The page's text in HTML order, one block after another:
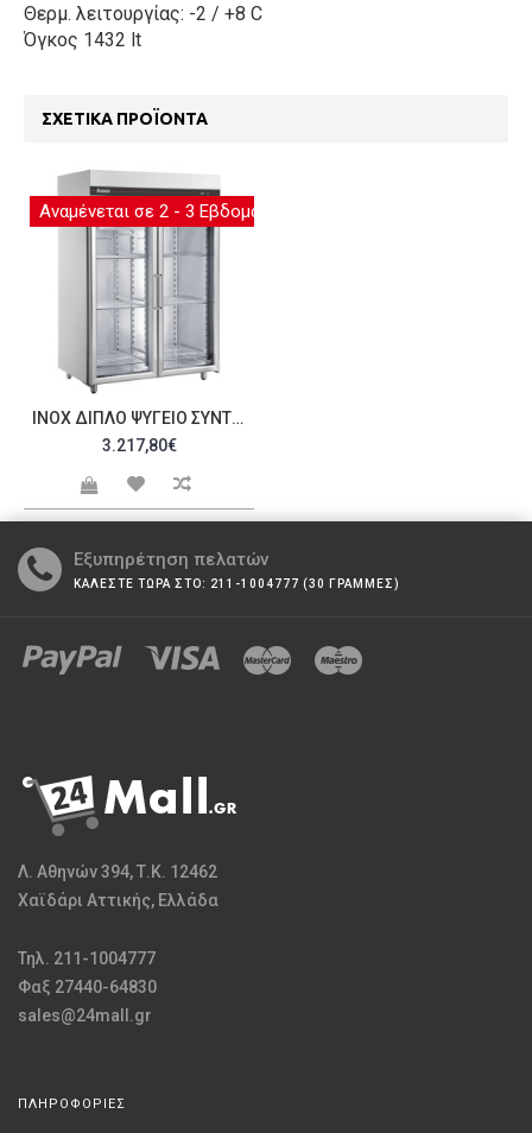
Θερμ. λειτουργίας: -2 / +8 C
Όγκος 1432 lt
ΣΧΕΤΙΚΆ ΠΡΟΪΌΝΤΑ
Αναμένεται σε 2 - 3 Εβδομάδες
INOX ΔΙΠΛΌ ΨΥΓΕΊΟ ΣΥΝΤΉΡΗΣΗΣ ΜΕ ΓΥΆΛΙΝΕΣ ΠΌΡΤΕΣ CEP2144 GL C326199
3.217,80€
Εξυπηρέτηση πελατών
ΚΑΛΕΣΤΕ ΤΩΡΑ ΣΤΟ: 211-1004777 (30 ΓΡΑΜΜΕΣ)
Λ. Αθηνών 394, Τ.Κ. 12462
Χαϊδάρι Αττικής, Ελλάδα
Τηλ. 211-1004777
Φαξ 27440-64830
sales@24mall.gr
ΠΛΗΡΟΦΟΡΙΕΣ